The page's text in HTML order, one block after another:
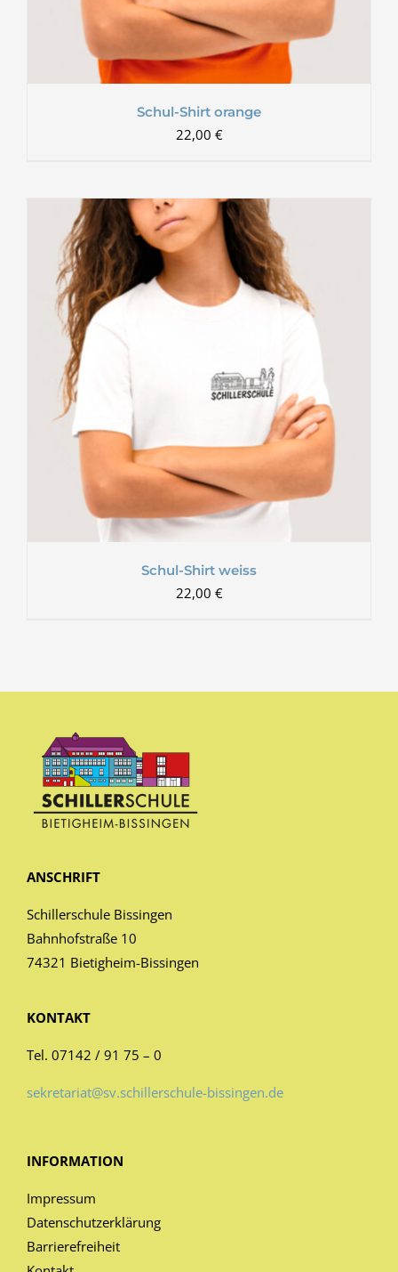
Schul-Shirt orange
22,00 €
Schul-Shirt weiss
22,00 €
ANSCHRIFT
Schillerschule Bissingen
Bahnhofstraße 10
74321 Bietigheim-Bissingen
KONTAKT
Tel. 07142 / 91 75 – 0
sekretariat@sv.schillerschule-bissingen.de
INFORMATION
Impressum
Datenschutzerklärung
Barrierefreiheit